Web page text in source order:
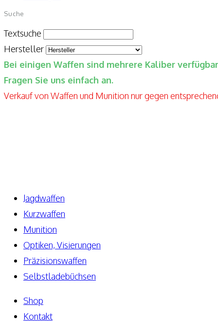
Suche
Textsuche
Hersteller
Bei einigen Waffen sind mehrere Kaliber
Fragen Sie uns einfach an.
Verkauf von Waffen und Munition nur gegen
Jagdwaffen
Kurzwaffen
Munition
Optiken, Visierungen
Präzisionswaffen
Selbstladebüchsen
Shop
Kontakt